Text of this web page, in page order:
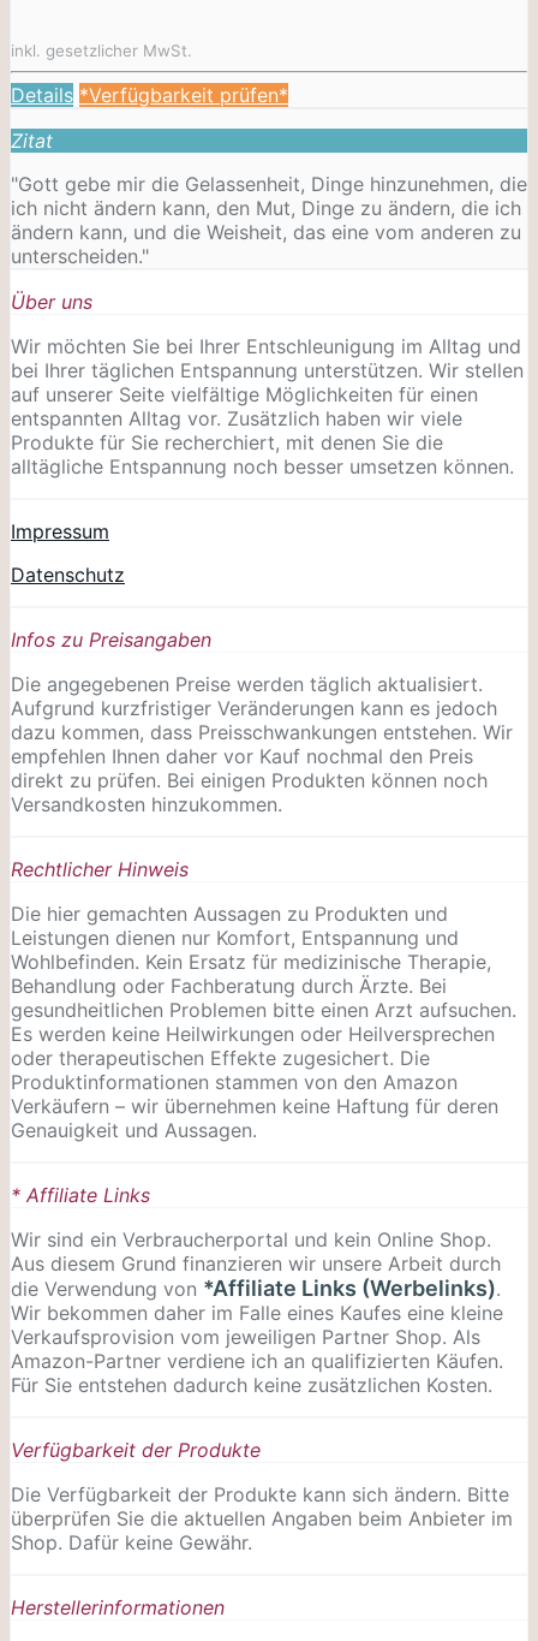
inkl. gesetzlicher MwSt.
Details *Verfügbarkeit prüfen*
Zitat
"Gott gebe mir die Gelassenheit, Dinge hinzunehmen, die
ich nicht ändern kann, den Mut, Dinge zu ändern, die ich
ändern kann, und die Weisheit, das eine vom anderen zu
unterscheiden."
Über uns
Wir möchten Sie bei Ihrer Entschleunigung im Alltag und
bei Ihrer täglichen Entspannung unterstützen. Wir stellen
auf unserer Seite vielfältige Möglichkeiten für einen
entspannten Alltag vor. Zusätzlich haben wir viele
Produkte für Sie recherchiert, mit denen Sie die
alltägliche Entspannung noch besser umsetzen können.
Impressum
Datenschutz
Infos zu Preisangaben
Die angegebenen Preise werden täglich aktualisiert.
Aufgrund kurzfristiger Veränderungen kann es jedoch
dazu kommen, dass Preisschwankungen entstehen. Wir
empfehlen Ihnen daher vor Kauf nochmal den Preis
direkt zu prüfen. Bei einigen Produkten können noch
Versandkosten hinzukommen.
Rechtlicher Hinweis
Die hier gemachten Aussagen zu Produkten und
Leistungen dienen nur Komfort, Entspannung und
Wohlbefinden. Kein Ersatz für medizinische Therapie,
Behandlung oder Fachberatung durch Ärzte. Bei
gesundheitlichen Problemen bitte einen Arzt aufsuchen.
Es werden keine Heilwirkungen oder Heilversprechen
oder therapeutischen Effekte zugesichert. Die
Produktinformationen stammen von den Amazon
Verkäufern – wir übernehmen keine Haftung für deren
Genauigkeit und Aussagen.
* Affiliate Links
Wir sind ein Verbraucherportal und kein Online Shop.
Aus diesem Grund finanzieren wir unsere Arbeit durch
die Verwendung von *Affiliate Links (Werbelinks).
Wir bekommen daher im Falle eines Kaufes eine kleine
Verkaufsprovision vom jeweiligen Partner Shop. Als
Amazon-Partner verdiene ich an qualifizierten Käufen.
Für Sie entstehen dadurch keine zusätzlichen Kosten.
Verfügbarkeit der Produkte
Die Verfügbarkeit der Produkte kann sich ändern. Bitte
überprüfen Sie die aktuellen Angaben beim Anbieter im
Shop. Dafür keine Gewähr.
Herstellerinformationen